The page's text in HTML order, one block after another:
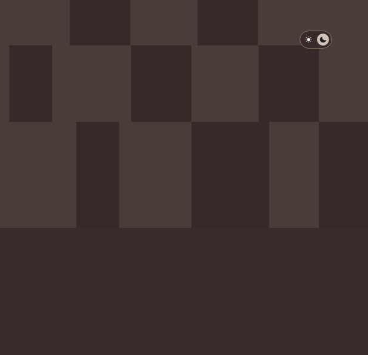
淺色模式
深色模式